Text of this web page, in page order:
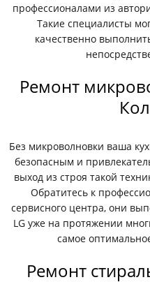
профессионалами из
Такие специалисты
качественно
Ремонт
Без микроволновки ваша
безопасным и
выход из строя такой
Обратитесь к
сервисного центра, они
LG уже на протяжении
самое
Ремонт